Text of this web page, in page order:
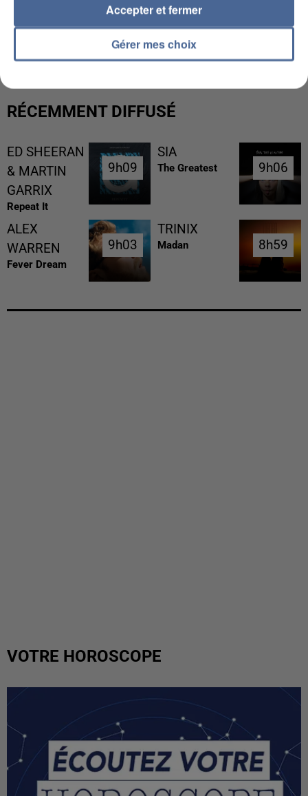
L’UN DES FONDATEURS SUPPOSÉS DE LA DZ
MAFIA INTERPELLÉ EN ALGÉRIE
RÉCEMMENT DIFFUSÉ
ED SHEERAN
& MARTIN
GARRIX
Repeat It
9h09
9h09
SIA
The Greatest 9h06
9h06
ALEX
WARREN
Fever Dream
9h03
9h03
TRINIX
Madan 8h59
8h59
VOTRE HOROSCOPE
Gérer mes choix
Accepter et fermer